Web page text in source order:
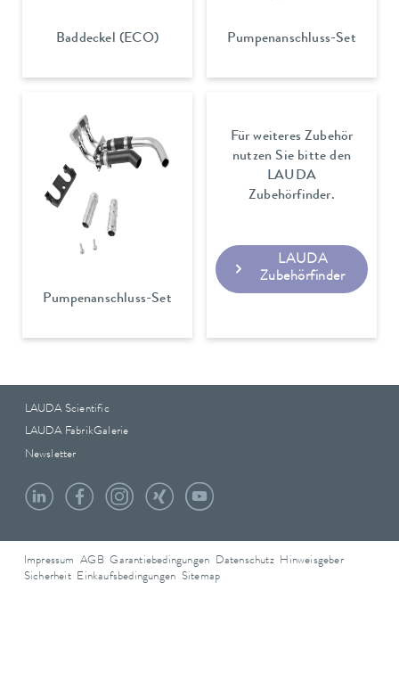
Baddeckel (ECO) Pumpenanschluss-Set
Pumpenanschluss-Set
Für weiteres Zubehör
nutzen Sie bitte den
LAUDA
Zubehörfinder.
LAUDA
Zubehörfinder
LAUDA Scientific
LAUDA FabrikGalerie
Newsletter
Impressum AGB Garantiebedingungen Datenschutz Hinweisgeber
Sicherheit Einkaufsbedingungen Sitemap